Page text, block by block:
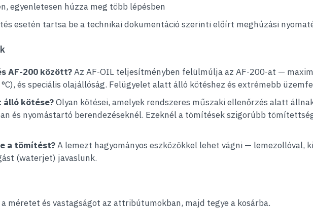
egyenletesen húzza meg több lépésben
esetén tartsa be a technikai dokumentáció szerinti előírt meghúzási
AF-200 között?Az AF-OIL teljesítményben felülmúlja az AF-200-at —
°C), és speciális olajállóság. Felügyelet alatt álló kötéshez és extrémebb
kötése?Olyan kötései, amelyek rendszeres műszaki ellenőrzés alatt
és nyomástartó berendezéseknél. Ezeknél a tömítések szigorúbb
a tömítést?A lemezt hagyományos eszközökkel lehet vágni — lemezollóval,
(waterjet) javaslunk.
méretet és vastagságot az attribútumokban, majd tegye a kosárba.